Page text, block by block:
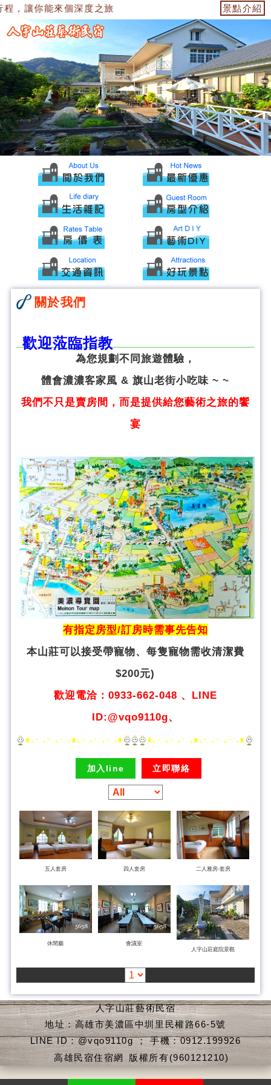
，讓你能來個深度之旅 景點介紹
關於我們
歡迎蒞臨指教
為您規劃不同旅遊體驗，
體會濃濃客家風 & 旗山老街小吃味 ~ ~
我們不只是賣房間，而是提供給您藝術之旅的饗
宴
有指定房型/訂房時需事先告知
本山莊可以接受帶寵物、 每隻寵物需收清潔費
$200元)
歡迎電洽：0933-662-048 、LINE
ID:@vqo9110g、
加入line 立即聯絡
五人套房 四人套房 二人雅房-套房
休閒廳
會議室
人字山莊庭院景觀
人字山莊藝術民宿
地址：高雄市美濃區中圳里民權路66-5號
LINE ID：@vqo9110g ； 手機：0912.199926
高雄民宿住宿網 版權所有(960121210)